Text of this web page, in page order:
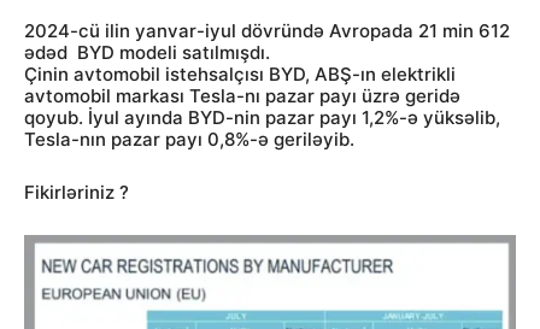
2024-cü ilin yanvar-iyul dövründə Avropada 21 min 612
ədəd BYD modeli satılmışdı.
Çinin avtomobil istehsalçısı BYD, ABŞ-ın elektrikli
avtomobil markası Tesla-nı pazar payı üzrə geridə
qoyub. İyul ayında BYD-nin pazar payı 1,2%-ə yüksəlib,
Tesla-nın pazar payı 0,8%-ə geriləyib.
Fikirləriniz ?